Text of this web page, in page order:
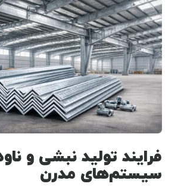
فرایند تولید نبشی و
سیستم‌های مدرن